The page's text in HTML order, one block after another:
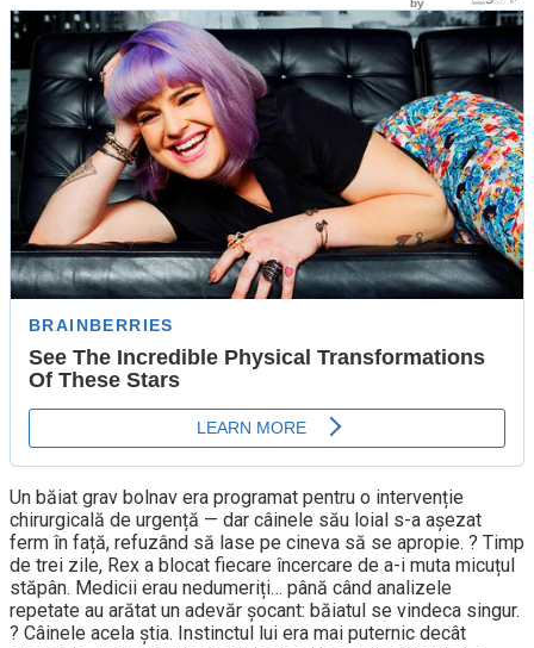
Un băiat grav bolnav era programat pentru o intervenție
chirurgicală de urgență — dar câinele său loial s-a așezat
ferm în față, refuzând să lase pe cineva să se apropie. ? Timp
de trei zile, Rex a blocat fiecare încercare de a-i muta micuțul
stăpân. Medicii erau nedumeriți… până când analizele
repetate au arătat un adevăr șocant: băiatul se vindeca singur.
? Câinele acela știa. Instinctul lui era mai puternic decât